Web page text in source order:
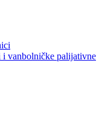
i vanbolničke palijativne